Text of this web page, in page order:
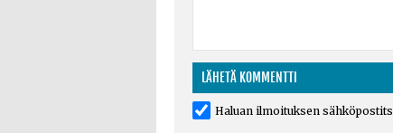
Haluan ilmoituksen